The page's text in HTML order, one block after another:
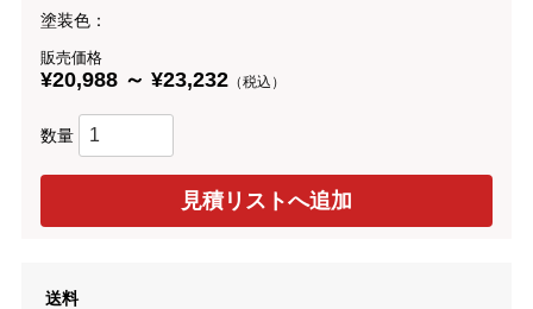
塗装色：
販売価格
¥20,988 ～ ¥23,232（税込）
数量
送料